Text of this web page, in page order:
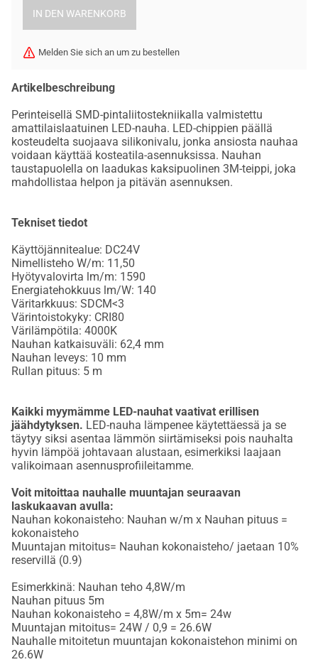
Melden Sie sich an um zu bestellen
Artikelbeschreibung
Perinteisellä SMD-pintaliitostekniikalla valmistettu
amattilaislaatuinen LED-nauha. LED-chippien päällä
kosteudelta suojaava silikonivalu, jonka ansiosta nauhaa
voidaan käyttää kosteatila-asennuksissa. Nauhan
taustapuolella on laadukas kaksipuolinen 3M-teippi, joka
mahdollistaa helpon ja pitävän asennuksen.
Tekniset tiedot
Käyttöjännitealue: DC24V
Nimellisteho W/m: 11,50
Hyötyvalovirta lm/m: 1590
Energiatehokkuus lm/W: 140
Väritarkkuus: SDCM<3
Värintoistokyky: CRI80
Värilämpötila: 4000K
Nauhan katkaisuväli: 62,4 mm
Nauhan leveys: 10 mm
Rullan pituus: 5 m
Kaikki myymämme LED-nauhat vaativat erillisen
jäähdytyksen. LED-nauha lämpenee käytettäessä ja se
täytyy siksi asentaa lämmön siirtämiseksi pois nauhalta
hyvin lämpöä johtavaan alustaan, esimerkiksi laajaan
valikoimaan asennusprofiileitamme.
Voit mitoittaa nauhalle muuntajan seuraavan
laskukaavan avulla:
Nauhan kokonaisteho: Nauhan w/m x Nauhan pituus =
kokonaisteho
Muuntajan mitoitus= Nauhan kokonaisteho/ jaetaan 10%
reservillä (0.9)
Esimerkkinä: Nauhan teho 4,8W/m
Nauhan pituus 5m
Nauhan kokonaisteho = 4,8W/m x 5m= 24w
Muuntajan mitoitus= 24W / 0,9 = 26.6W
Nauhalle mitoitetun muuntajan kokonaistehon minimi on
26.6W